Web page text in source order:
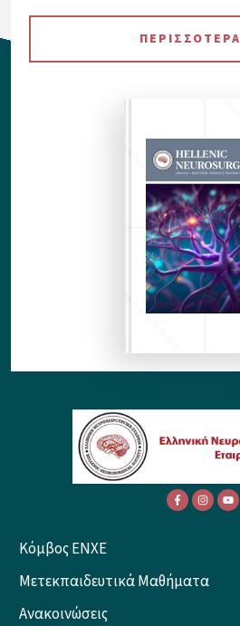
ΠΕΡΙΣΣΟΤΕΡΑ
Κόμβος ENXE
Μετεκπαιδευτικά Μαθήματα
Ανακοινώσεις